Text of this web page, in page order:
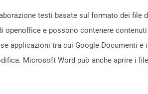
testi basate sul formato dei file
e possono contenere
applicazioni tra cui Google Documenti e
Microsoft Word può anche aprire i